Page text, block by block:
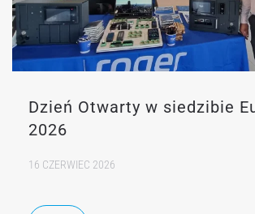
Dzień Otwarty w siedzibie
2026
16 CZERWIEC 2026